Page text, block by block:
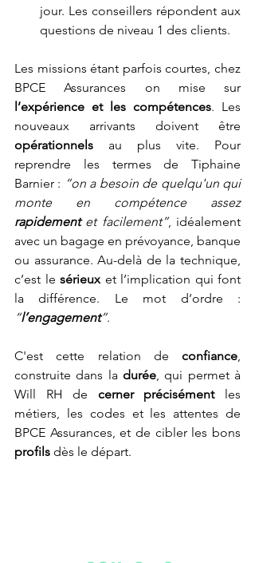
jour. Les conseillers répondent aux
questions de niveau 1 des clients.
Les missions étant parfois courtes, chez
l’expérience et les compétences. Les
opérationnels au plus vite. Pour
reprendre les termes de Tiphaine
Barnier : “on a besoin de quelqu'un qui
monte en compétence assez
rapidement et facilement”, idéalement
avec un bagage en prévoyance, banque
ou assurance. Au-delà de la technique,
c’est le sérieux et l’implication qui font
“l’engagement”.
C'est cette relation de confiance,
construite dans la durée, qui permet à
Will RH de cerner précisément les
métiers, les codes et les attentes de
profils dès le départ.